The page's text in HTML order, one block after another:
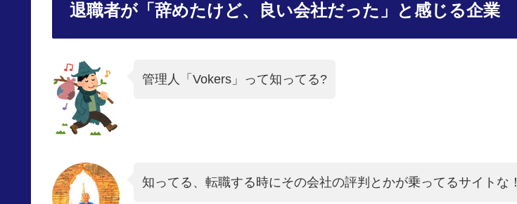
退職者が「辞めたけど、良い会社だった」と感じる企業
管理人「Vokers」って知ってる?
知ってる、転職する時にその会社の評判とかが乗ってるサイトな！